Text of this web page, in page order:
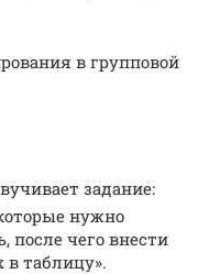
в групповой
задание:
нужно
после чего внести
таблицу».